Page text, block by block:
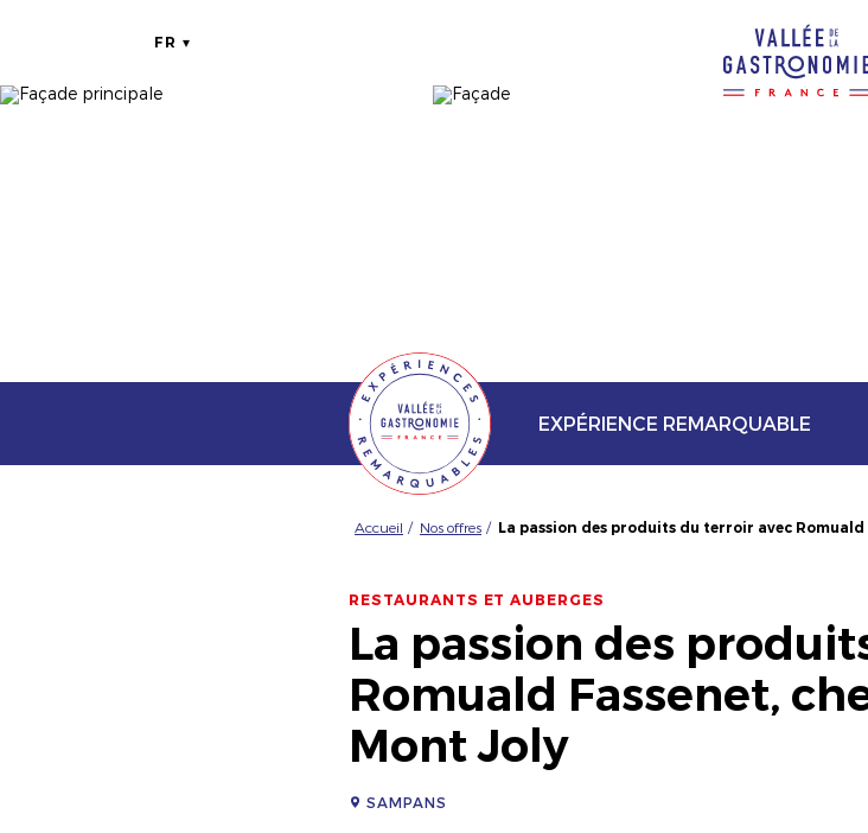
FR
EXPÉRIENCE REMARQUABLE
Accueil Nos offres La passion des produits du terroir avec
RESTAURANTS ET AUBERGES
La passion des
Romuald Fassenet,
Mont Joly
SAMPANS